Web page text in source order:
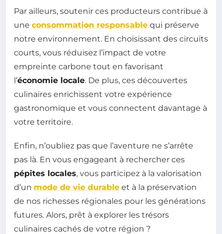
Par ailleurs, soutenir ces producteurs contribue à
une consommation responsable qui préserve
notre environnement. En choisissant des circuits
courts, vous réduisez l’impact de votre
empreinte carbone tout en favorisant
l’économie locale. De plus, ces découvertes
culinaires enrichissent votre expérience
gastronomique et vous connectent davantage à
votre territoire.
Enfin, n’oubliez pas que l’aventure ne s’arrête
pas là. En vous engageant à rechercher ces
pépites locales, vous participez à la valorisation
d’un mode de vie durable et à la préservation
de nos richesses régionales pour les générations
futures. Alors, prêt à explorer les trésors
culinaires cachés de votre région ?